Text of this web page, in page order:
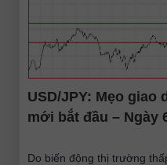
USD/JPY: Mẹo giao
mới bắt đầu – Ngày
Do biến động thị trường